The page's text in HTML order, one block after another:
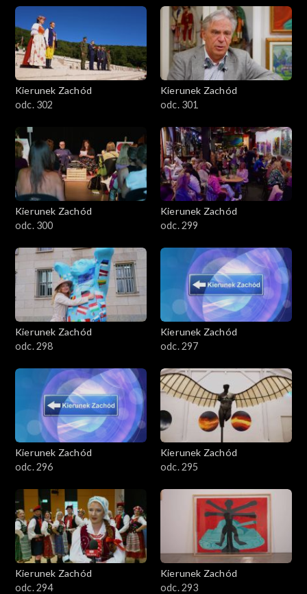
Kierunek Zachód
odc. 302
Kierunek Zachód
odc. 301
Kierunek Zachód
odc. 300
Kierunek Zachód
odc. 299
Kierunek Zachód
odc. 298
Kierunek Zachód
odc. 297
Kierunek Zachód
odc. 296
Kierunek Zachód
odc. 295
Kierunek Zachód
odc. 294
Kierunek Zachód
odc. 293